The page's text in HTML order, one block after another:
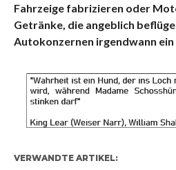
Fahrzeige fabrizieren oder
Getränke, die angeblich
Autokonzernen irgendwann ein
VERWANDTE ARTIKEL: